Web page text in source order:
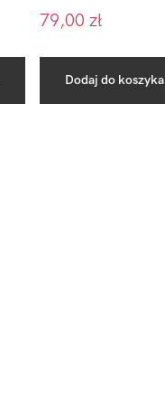
79,00 zł
Dodaj do koszyka